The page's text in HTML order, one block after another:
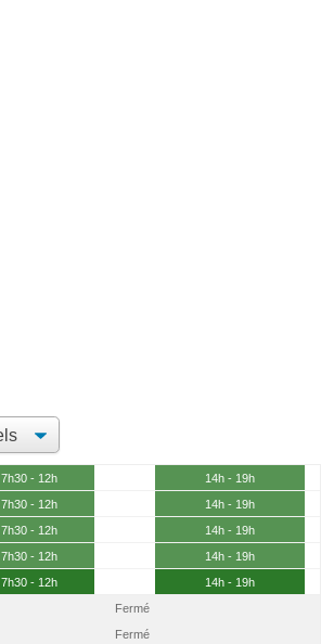
7h30 - 12h
14h - 19h
7h30 - 12h
14h - 19h
7h30 - 12h
14h - 19h
7h30 - 12h
14h - 19h
7h30 - 12h
14h - 19h
Fermé
Fermé